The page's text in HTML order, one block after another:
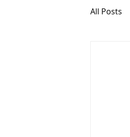
All Posts